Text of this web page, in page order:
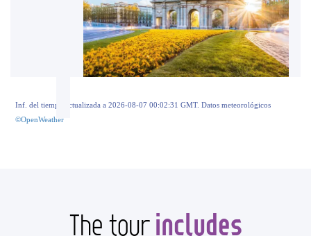
Inf. del tiempo actualizada a 2026-08-07 00:02:31 GMT. Datos meteorológicos
©OpenWeather
The tourincludes